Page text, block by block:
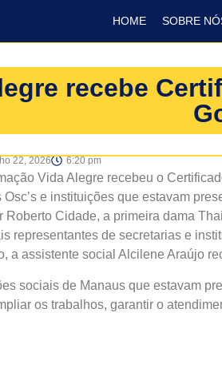
HOME SOBRE
recebe
22, 2026 6:20 pm
Vida Alegre recebeu o
e instituições que estavam
Roberto Cidade, a primeira dama
representantes de secretarias e
a assistente social Alcilene Araújo
sociais de Manaus que estavam
os trabalhos, garantir o